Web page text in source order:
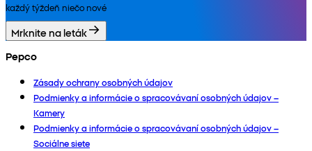
každý týždeň niečo nové
Mrknite na leták
Pepco
Zásady ochrany osobných údajov
Podmienky a informácie o spracovávaní osobných údajov –
Kamery
Podmienky a informácie o spracovávaní osobných údajov –
Sociálne siete